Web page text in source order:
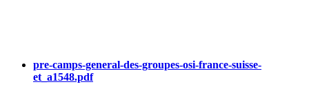
pre-camps-general-des-groupes-osi-france-suisse-
et_a1548.pdf